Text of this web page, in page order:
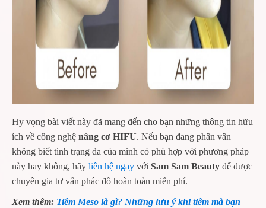
Hy vọng bài viết này đã mang đến cho bạn những thông tin hữu
ích về công nghệ nâng cơ HIFU. Nếu bạn đang phân vân
không biết tình trạng da của mình có phù hợp với phương pháp
này hay không, hãy liên hệ ngay với Sam Sam Beauty để được
chuyên gia tư vấn phác đồ hoàn toàn miễn phí.
Xem thêm: Tiêm Meso là gì? Những lưu ý khi tiêm mà bạn